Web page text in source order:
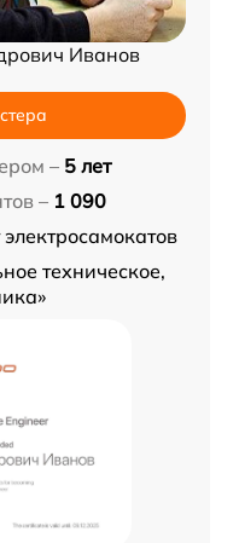
Иванов
– 5 лет
– 1 090
техническое,